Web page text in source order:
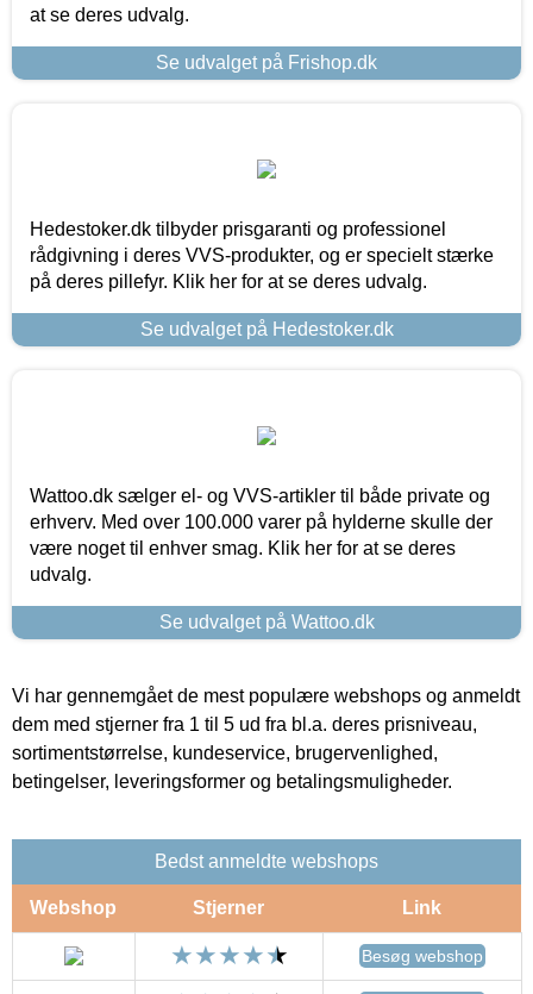
at se deres udvalg.
Se udvalget på Frishop.dk
Hedestoker.dk tilbyder prisgaranti og professionel
rådgivning i deres VVS-produkter, og er specielt stærke
på deres pillefyr. Klik her for at se deres udvalg.
Se udvalget på Hedestoker.dk
Wattoo.dk sælger el- og VVS-artikler til både private og
erhverv. Med over 100.000 varer på hylderne skulle der
være noget til enhver smag. Klik her for at se deres
udvalg.
Se udvalget på Wattoo.dk
Vi har gennemgået de mest populære webshops og anmeldt
dem med stjerner fra 1 til 5 ud fra bl.a. deres prisniveau,
sortimentstørrelse, kundeservice, brugervenlighed,
betingelser, leveringsformer og betalingsmuligheder.
Bedst anmeldte webshops
Webshop Stjerner Link
Besøg webshop